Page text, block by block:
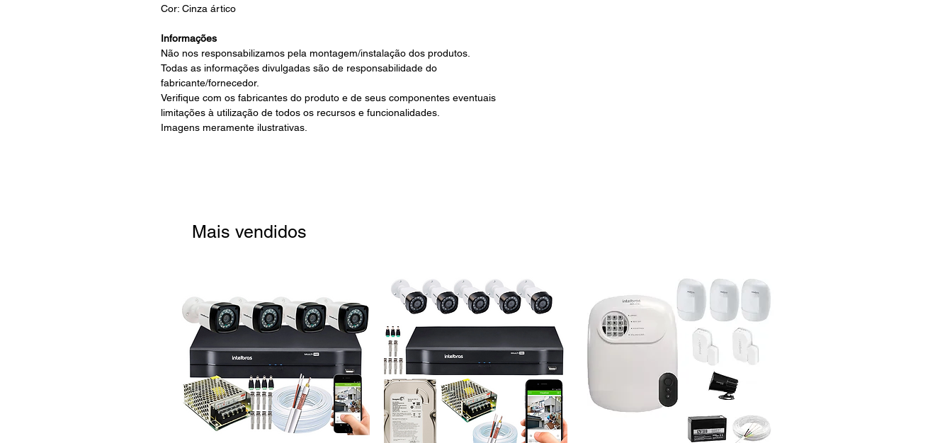
Cor: Cinza ártico
Informações
Não nos responsabilizamos pela montagem/instalação dos produtos.
Todas as informações divulgadas são de responsabilidade do
fabricante/fornecedor.
Verifique com os fabricantes do produto e de seus componentes eventuais
limitações à utilização de todos os recursos e funcionalidades.
Imagens meramente ilustrativas.
Mais vendidos